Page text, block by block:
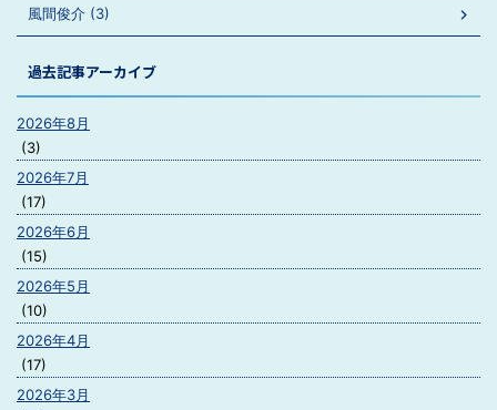
風間俊介 (3)
過去記事アーカイブ
2026年8月
(3)
2026年7月
(17)
2026年6月
(15)
2026年5月
(10)
2026年4月
(17)
2026年3月